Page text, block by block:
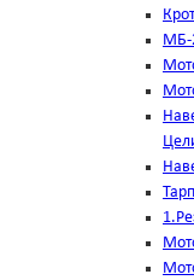
Крот
МБ-